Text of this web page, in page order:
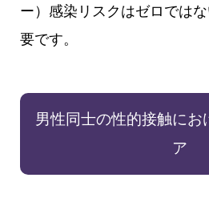
ー）感染リスクはゼロでは
要です。
男性同士の性的接触にお
ア